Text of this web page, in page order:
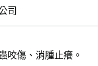
司
咬傷、消腫止癢。